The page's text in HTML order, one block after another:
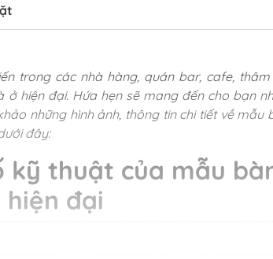
trong các nhà hàng, quán bar, cafe, thâm
hiện đại. Hứa hẹn sẽ mang đến cho bạn
những hình ảnh, thông tin chi tiết về mẫu
đây:
kỹ thuật của mẫu
hiện đại